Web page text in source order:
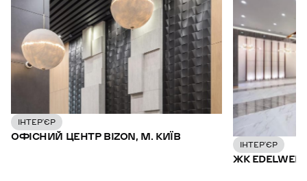
ІНТЕР’ЄР
ОФІСНИЙ ЦЕНТР BIZON, М. КИЇВ
ІНТЕР’ЄР
ЖК